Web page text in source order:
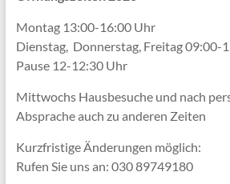
Montag 13:00-16:00 Uhr
Dienstag, Donnerstag, Freitag 09:00-
Pause 12-12:30 Uhr
Mittwochs Hausbesuche und nach
Abspracheauch zu anderen Zeiten
Kurzfristige Änderungen möglich:
Rufen Sie uns an: 030 89749180